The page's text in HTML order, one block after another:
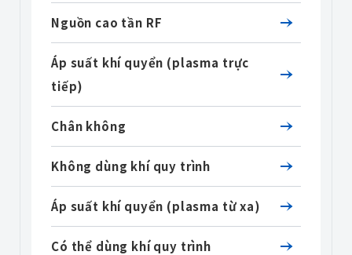
Nguồn cao tần RF
Áp suất khí quyển (plasma trực
tiếp)
Chân không
Không dùng khí quy trình
Áp suất khí quyển (plasma từ xa)
Có thể dùng khí quy trình